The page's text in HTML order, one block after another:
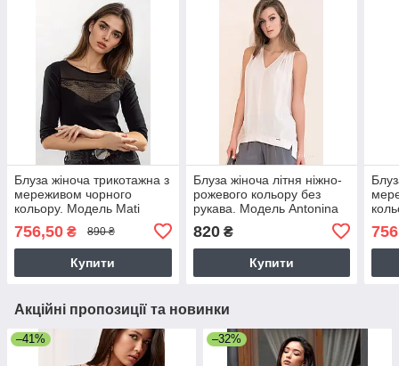
Блуза жіноча трикотажна з
мереживом чорного
кольору. Модель Mati
756,50 ₴ 890 ₴
Купити
Блуза жіноча літня ніжно-
рожевого кольору без
рукава. Модель Antonina
820₴
Купити
Акційні пропозиції та новинки
–41% –32%